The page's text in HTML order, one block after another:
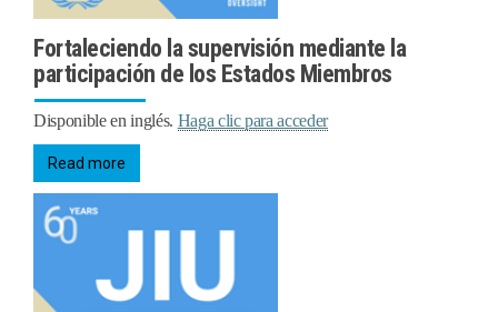
Fortaleciendo la supervisión mediante la
participación de los Estados Miembros
Disponible en inglés. Haga clic para acceder
Read more